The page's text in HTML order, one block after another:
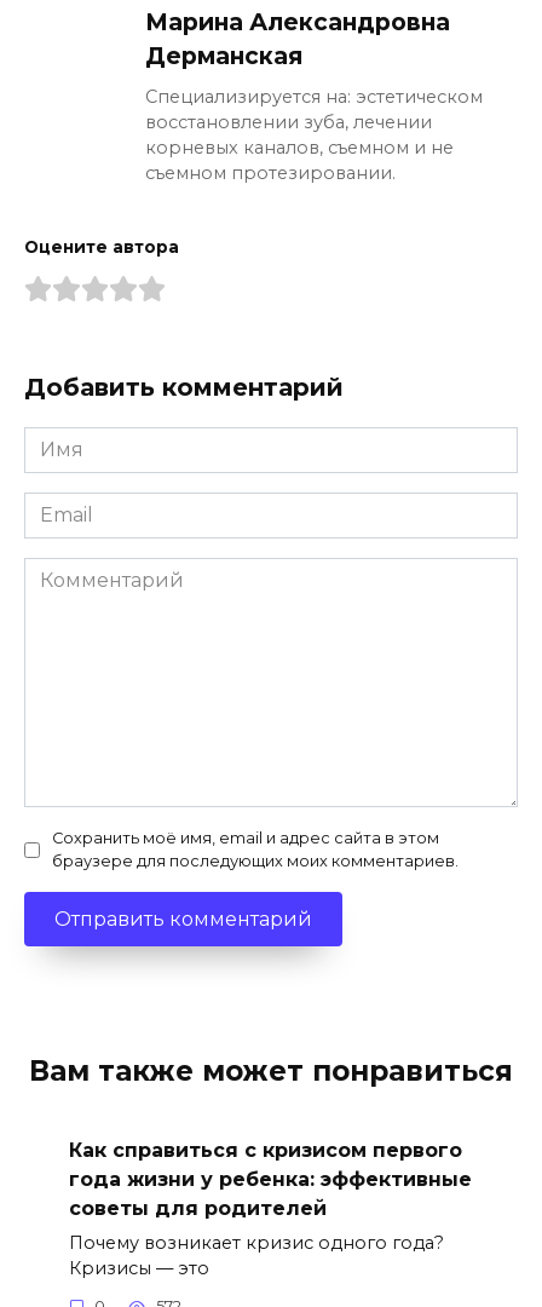
Марина Александровна
Дерманская
Специализируется на: эстетическом
восстановлении зуба, лечении
корневых каналов, съемном и не
съемном протезировании.
Оцените автора
Добавить комментарий
Имя
*
Email
*
Комментарий
Сохранить моё имя, email и адрес сайта в этом
браузере для последующих моих комментариев.
Вам также может понравиться
Как справиться с кризисом первого
года жизни у ребенка: эффективные
советы для родителей
Почему возникает кризис одного года?
Кризисы — это